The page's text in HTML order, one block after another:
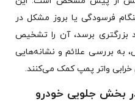
فرسودگی یا بروز مشکل در
بزرگتری برسد، آن را تشخیص
به بررسی علائم و نشانه‌هایی
واتر پمپ کمک می‌کنند.